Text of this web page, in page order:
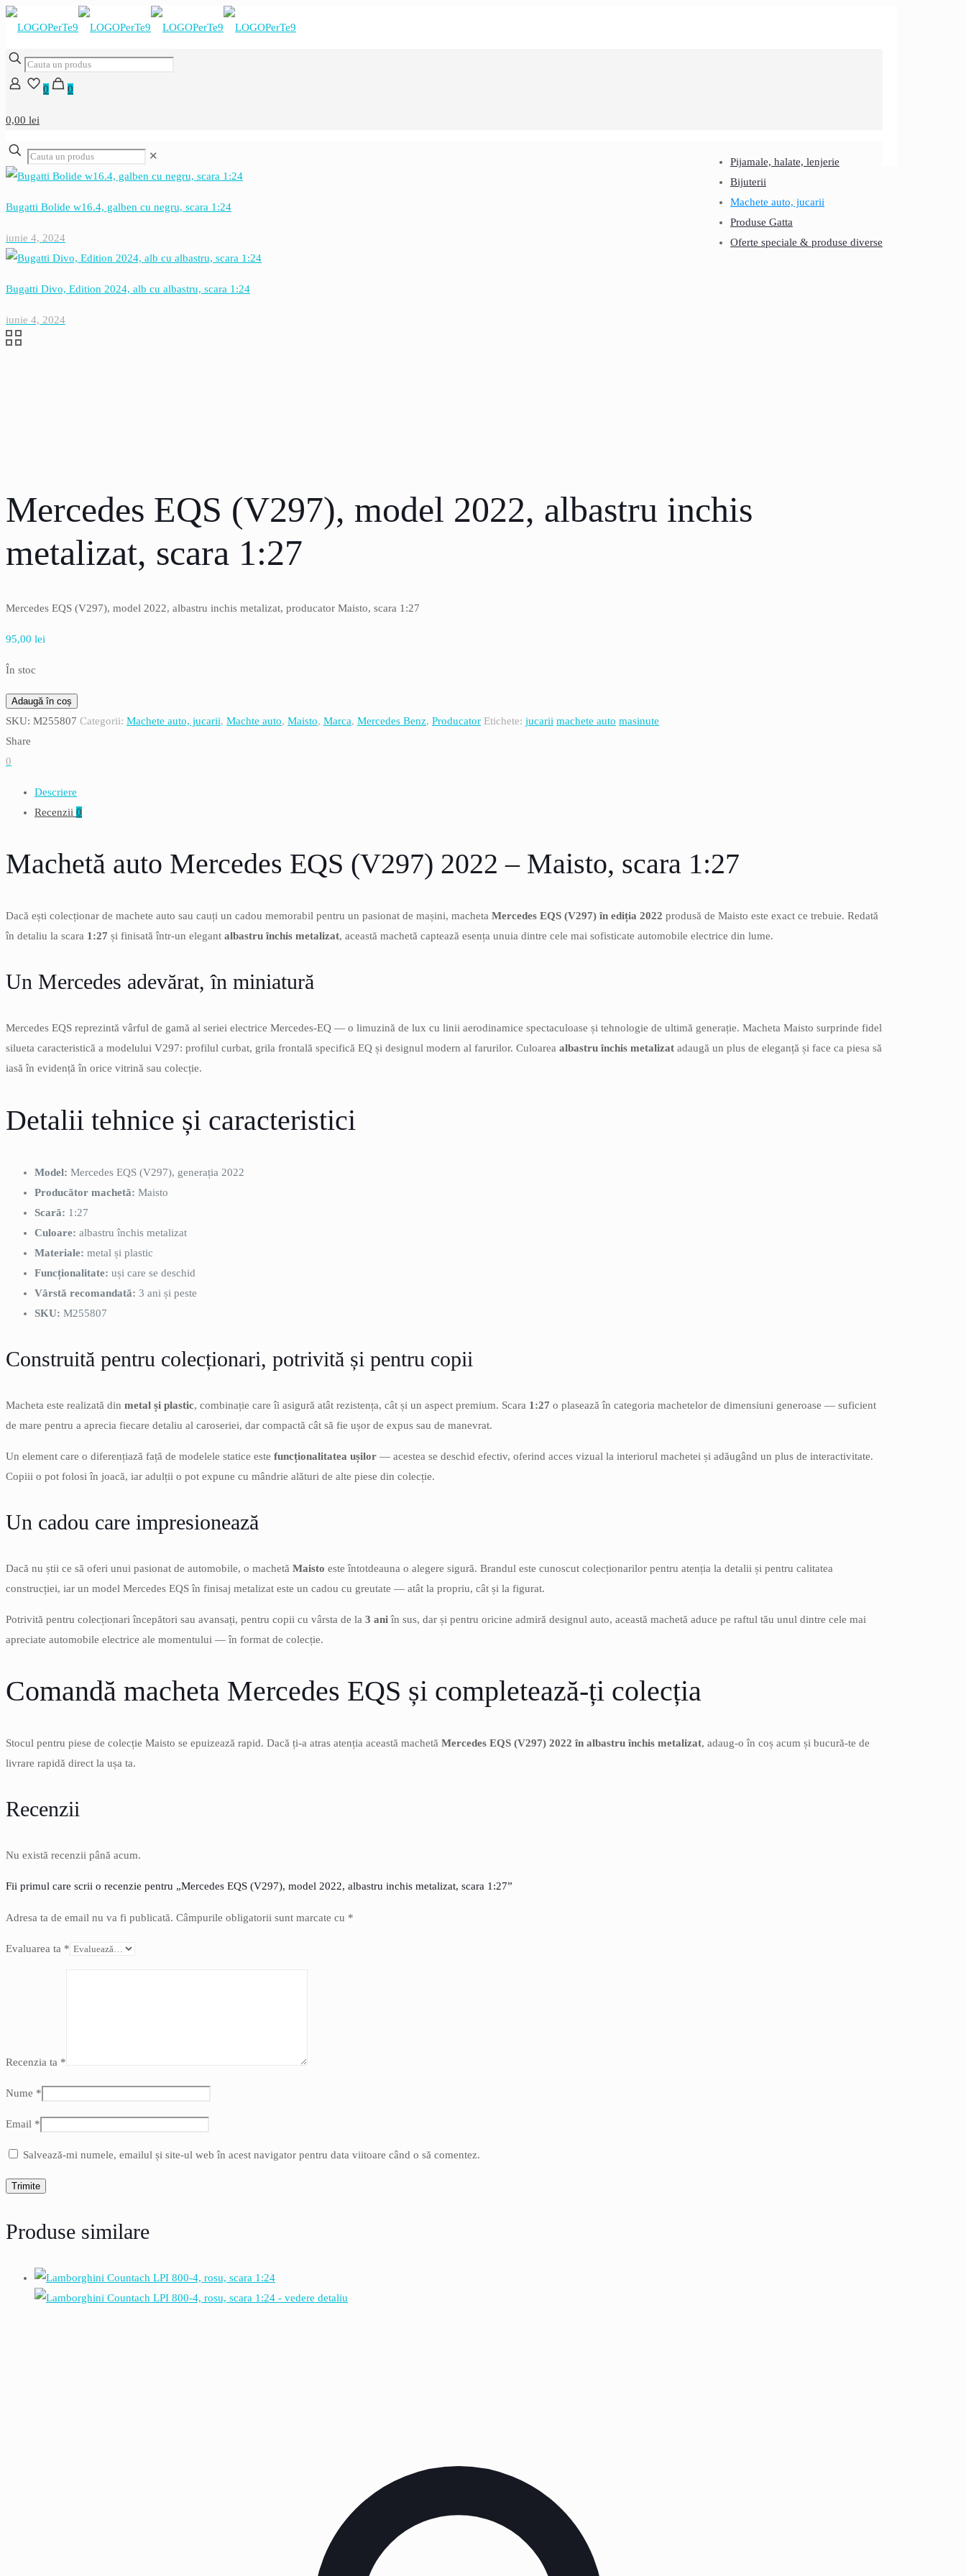
0 0
0,00 lei
Pijamale, halate, lenjerie
Bijuterii
Machete auto, jucarii
Produse Gatta
Oferte speciale & produse diverse
✕
Bugatti Bolide w16.4, galben cu negru, scara 1:24
iunie 4, 2024
Bugatti Divo, Edition 2024, alb cu albastru, scara 1:24
iunie 4, 2024
Mercedes EQS (V297), model 2022, albastru inchis
metalizat, scara 1:27
Mercedes EQS (V297), model 2022, albastru inchis metalizat, producator Maisto, scara 1:27
95,00 lei
În stoc
Cantitate
Mercedes
EQS
(V297),
albastru
metalizat,
Adaugă în coș
SKU: M255807 Categorii: Machete auto, jucarii, Machte auto, Maisto, Marca, Mercedes Benz, Producator Etichete: jucarii machete auto masinute
Share
0
Descriere
Recenzii 0
Machetă auto Mercedes EQS (V297) 2022 – Maisto, scara 1:27
Dacă ești colecționar de machete auto sau cauți un cadou memorabil pentru un pasionat de mașini, macheta Mercedes EQS (V297) în ediția 2022 produsă de Maisto este exact ce trebuie. Redată
în detaliu la scara 1:27 și finisată într-un elegant albastru închis metalizat, această machetă captează esența unuia dintre cele mai sofisticate automobile electrice din lume.
Un Mercedes adevărat, în miniatură
Mercedes EQS reprezintă vârful de gamă al seriei electrice Mercedes-EQ — o limuzină de lux cu linii aerodinamice spectaculoase și tehnologie de ultimă generație. Macheta Maisto surprinde fidel
silueta caracteristică a modelului V297: profilul curbat, grila frontală specifică EQ și designul modern al farurilor. Culoarea albastru închis metalizat adaugă un plus de eleganță și face ca piesa să
iasă în evidență în orice vitrină sau colecție.
Detalii tehnice și caracteristici
Model: Mercedes EQS (V297), generația 2022
Producător machetă: Maisto
Scară: 1:27
Culoare: albastru închis metalizat
Materiale: metal și plastic
Funcționalitate: uși care se deschid
Vârstă recomandată: 3 ani și peste
SKU: M255807
Construită pentru colecționari, potrivită și pentru copii
Macheta este realizată din metal și plastic, combinație care îi asigură atât rezistența, cât și un aspect premium. Scara 1:27 o plasează în categoria machetelor de dimensiuni generoase — suficient
de mare pentru a aprecia fiecare detaliu al caroseriei, dar compactă cât să fie ușor de expus sau de manevrat.
Un element care o diferențiază față de modelele statice este funcționalitatea ușilor — acestea se deschid efectiv, oferind acces vizual la interiorul machetei și adăugând un plus de interactivitate.
Copiii o pot folosi în joacă, iar adulții o pot expune cu mândrie alături de alte piese din colecție.
Un cadou care impresionează
Dacă nu știi ce să oferi unui pasionat de automobile, o machetă Maisto este întotdeauna o alegere sigură. Brandul este cunoscut colecționarilor pentru atenția la detalii și pentru calitatea
construcției, iar un model Mercedes EQS în finisaj metalizat este un cadou cu greutate — atât la propriu, cât și la figurat.
Potrivită pentru colecționari începători sau avansați, pentru copii cu vârsta de la 3 aniîn sus, dar și pentru oricine admiră designul auto, această machetă aduce pe raftul tău unul dintre cele mai
apreciate automobile electrice ale momentului — în format de colecție.
Comandă macheta Mercedes EQS și completează-ți colecția
Stocul pentru piese de colecție Maisto se epuizează rapid. Dacă ți-a atras atenția această machetă Mercedes EQS (V297) 2022 în albastru închis metalizat, adaug-o în coș acum și bucură-te de
livrare rapidă direct la ușa ta.
Recenzii
Nu există recenzii până acum.
Fii primul care scrii o recenzie pentru „Mercedes EQS (V297), model 2022, albastru inchis metalizat, scara 1:27”
Adresa ta de email nu va fi publicată. Câmpurile obligatorii sunt marcate cu *
Evaluarea ta *
Recenzia ta *
Nume *
Email *
Salvează-mi numele, emailul și site-ul web în acest navigator pentru data viitoare când o să comentez.
Produse similare